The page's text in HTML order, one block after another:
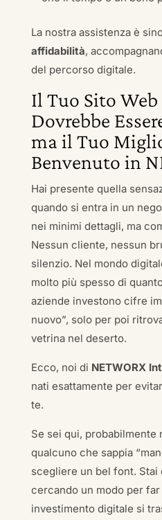
La nostra assistenza è
affidabilità,
del percorso digitale.
Il Tuo Sito
Dovrebbe
ma il Tuo
Benvenuto in
Hai presente quella
quando si entra in un
nei minimi dettagli, ma
Nessun cliente, nessun
silenzio. Nel mondo
molto più spesso di
aziende investono cifre
nuovo”, solo per poi
vetrina nel deserto.
Ecco, noi di NETWORX
nati esattamente per
te.
Se sei qui, probabilmente
qualcuno che sappia
scegliere un bel font.
cercando un modo per
investimento digitale si